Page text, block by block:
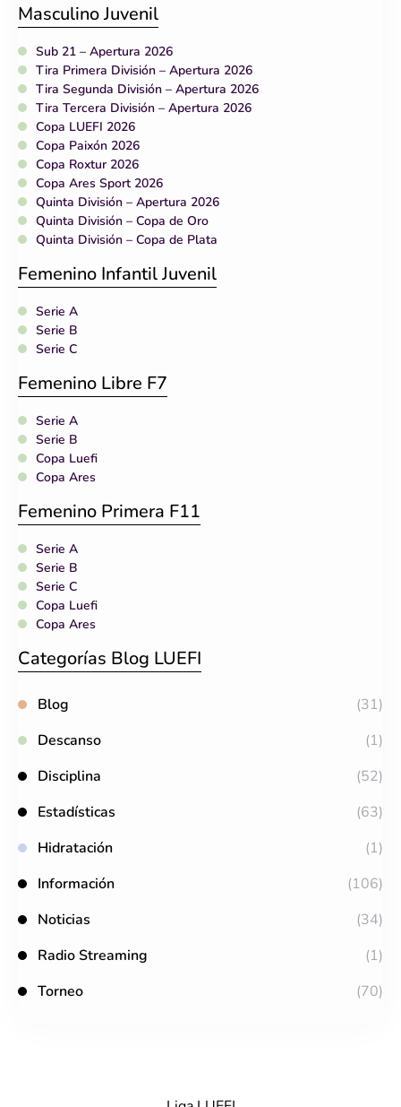
Masculino Juvenil
Sub 21 – Apertura 2026
Tira Primera División – Apertura 2026
Tira Segunda División – Apertura 2026
Tira Tercera División – Apertura 2026
Copa LUEFI 2026
Copa Paixón 2026
Copa Roxtur 2026
Copa Ares Sport 2026
Quinta División – Apertura 2026
Quinta División – Copa de Oro
Quinta División – Copa de Plata
Femenino Infantil Juvenil
Serie A
Serie B
Serie C
Femenino Libre F7
Serie A
Serie B
Copa Luefi
Copa Ares
Femenino Primera F11
Serie A
Serie B
Serie C
Copa Luefi
Copa Ares
Categorías Blog LUEFI
Blog
(31)
Descanso
(1)
Disciplina
(52)
Estadísticas
(63)
Hidratación
(1)
Información
(106)
Noticias
(34)
Radio Streaming
(1)
Torneo
(70)